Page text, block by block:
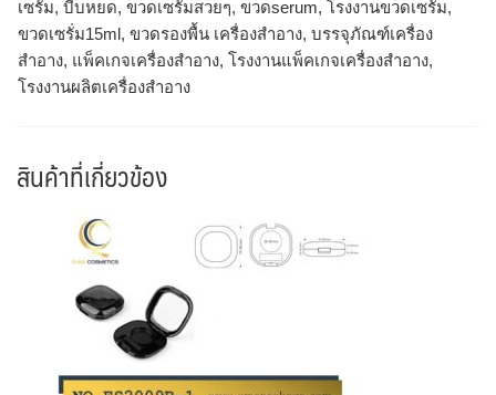
เซรั่ม, บีบหยด, ขวดเซรั่มสวยๆ, ขวดserum, โรงงานขวดเซรั่ม,
ขวดเซรั่ม15ml, ขวดรองพื้น เครื่องสำอาง, บรรจุภัณฑ์เครื่อง
สำอาง, แพ็คเกจเครื่องสำอาง, โรงงานแพ็คเกจเครื่องสำอาง,
โรงงานผลิตเครื่องสำอาง
สินค้าที่เกี่ยวข้อง